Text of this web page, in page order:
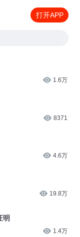
打开APP
1.6万
8371
4.6万
19.8万
明
1.4万